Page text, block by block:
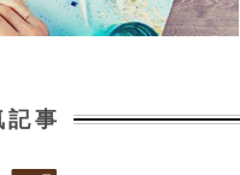
記事